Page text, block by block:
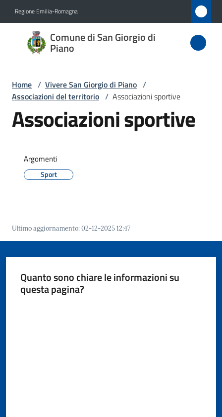
Regione Emilia-Romagna
Comune di San Giorgio di
Piano
Comune
di San
di Piano
Amministrazione
Servizi
Giorgio
di
Home / Vivere San Giorgio di Piano /
Associazioni del territorio / Associazioni sportive
Associazioni sportive
Argomenti
Sport
Ultimo aggiornamento:02-12-2025 12:47
Quanto sono chiare le informazioni su
questa pagina?